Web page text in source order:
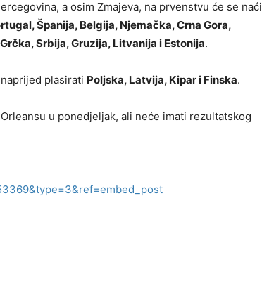
a osim Zmajeva, na prvenstvu će se naći
Španija, Belgija, Njemačka, Crna Gora,
Srbija, Gruzija, Litvanija i Estonija.
plasirati Poljska, Latvija, Kipar i Finska.
u ponedjeljak, ali neće imati rezultatskog